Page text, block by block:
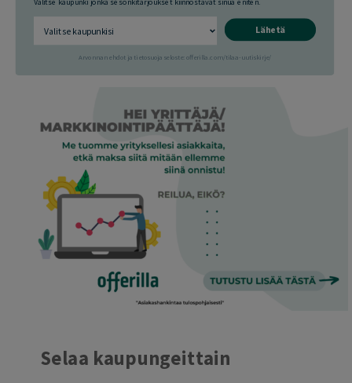
Lähetä
Arvonnan ehdot ja tietosuojaseloste: offerilla.com/tilaa-uutiskirje/
Selaa kaupungeittain